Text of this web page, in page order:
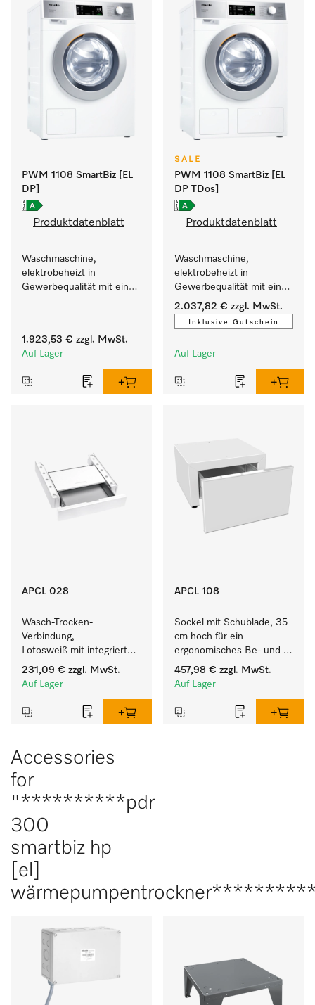
PWM 1108 SmartBiz [EL
DP]
Produktdatenblatt
Waschmaschine,
elektrobeheizt in
Gewerbequalität mit einer
1.923,53 € zzgl. MwSt.
Auf Lager
SALE
PWM 1108 SmartBiz [EL
DP TDos]
Produktdatenblatt
Waschmaschine,
elektrobeheizt in
Gewerbequalität mit einer
Laufzeit von 79 min,
automatische Dosierung.
2.037,82 € zzgl. MwSt.
Inklusive Gutschein
Auf Lager
APCL 028
Wasch-Trocken-
Verbindung,
Lotosweiß mit integrierter
Schublade für eine
besonders komfortable
231,09 € zzgl. MwSt.
Auf Lager
APCL 108
Sockel mit Schublade, 35
cm hoch für ein
ergonomisches Be- und
Entladen von
Waschmaschine und
457,98 € zzgl. MwSt.
Auf Lager
Accessories
for
"**********pdr
300
smartbiz hp
[el]